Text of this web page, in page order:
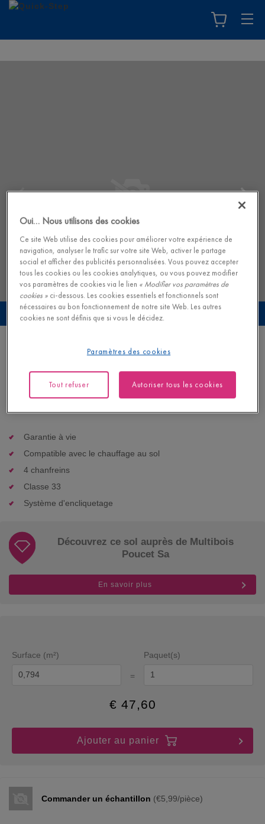
Prévisualisez ce sol dans votre propre intérieur
Chêne fumé ramageux
59,95 €/m² variantes
Garantie à vie
Compatible avec le chauffage au sol
4 chanfreins
Classe 33
Système d'encliquetage
Découvrez ce sol auprès de Multibois
Poucet Sa
En savoir plus
Surface (m²)
=
Paquet(s)
€ 47,60
Ajouter au panier
Commander un échantillon (€5,99/pièce)
Oui… Nous utilisons des cookies
Ce site Web utilise des cookies pour améliorer votre expérience de
navigation, analyser le trafic sur votre site Web, activer le partage
social et afficher des publicités personnalisées. Vous pouvez accepter
tous les cookies ou les cookies analytiques, ou vous pouvez modifier
vos paramètres de cookies via le lien « Modifier vos paramètres de
cookies » ci-dessous. Les cookies essentiels et fonctionnels sont
nécessaires au bon fonctionnement de notre site Web. Les autres
cookies ne sont définis que si vous le décidez.
Paramètres des cookies
Tout refuser Autoriser tous les cookies